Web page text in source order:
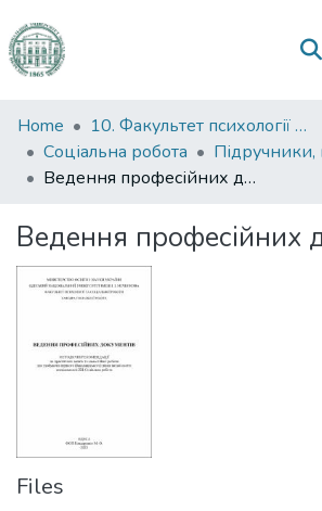
Communities
&
Collections
Statistics
Home
10. Факультет психології та соціальної роботи
Соціальна робота
Ведення професійних документів
Ведення професійних
Files